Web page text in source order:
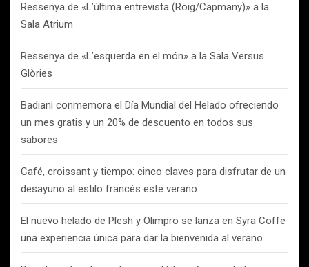
Ressenya de «L’última entrevista (Roig/Capmany)» a la
Sala Atrium
Ressenya de «L’esquerda en el món» a la Sala Versus
Glòries
Badiani conmemora el Día Mundial del Helado ofreciendo
un mes gratis y un 20% de descuento en todos sus
sabores
Café, croissant y tiempo: cinco claves para disfrutar de un
desayuno al estilo francés este verano
El nuevo helado de Plesh y Olimpro se lanza en Syra Coffe
una experiencia única para dar la bienvenida al verano.